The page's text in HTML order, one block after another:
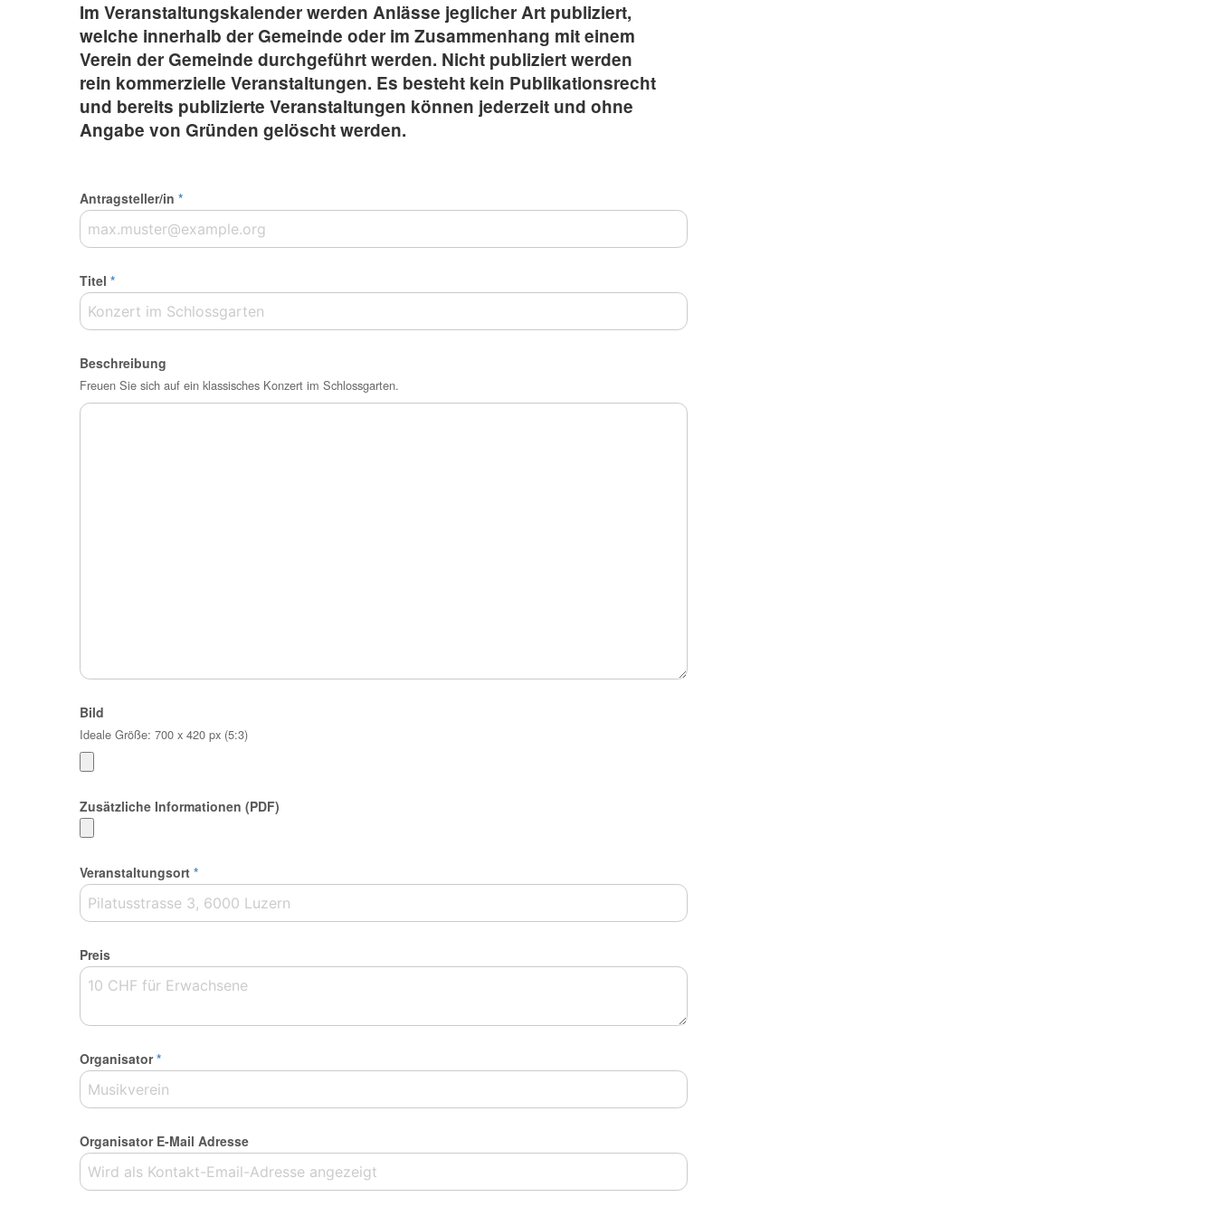
Im Veranstaltungskalender werden Anlässe jeglicher Art publiziert,
welche innerhalb der Gemeinde oder im Zusammenhang mit einem
Verein der Gemeinde durchgeführt werden. Nicht publiziert werden
rein kommerzielle Veranstaltungen. Es besteht kein Publikationsrecht
und bereits publizierte Veranstaltungen können jederzeit und ohne
Angabe von Gründen gelöscht werden.
Antragsteller/in *
Titel *
Beschreibung
Freuen Sie sich auf ein klassisches Konzert im Schlossgarten.
Bild
Ideale Größe: 700 x 420 px (5:3)
Zusätzliche Informationen (PDF)
Veranstaltungsort *
Preis
Organisator *
Organisator E-Mail Adresse